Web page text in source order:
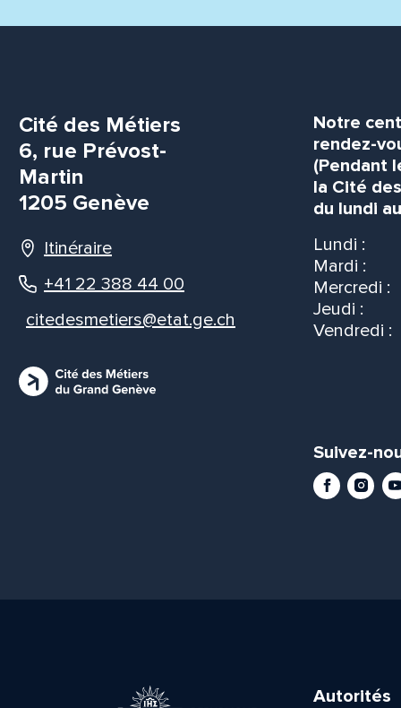
Cité des Métiers
6, rue Prévost-
Martin
1205 Genève
Itinéraire
+41 22 388 44 00
citedesmetiers@etat.ge.ch
Notre
rendez-
(Pendant
la Cité
du lundi
Lundi :
Mardi :
Mercredi :
Jeudi :
Vendredi :
Suivez-
Facebook
Autorités